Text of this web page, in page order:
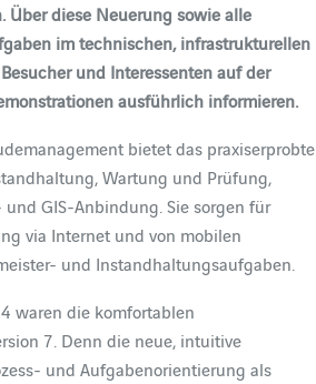
diese Neuerung sowie alle
im technischen, infrastrukturellen
und Interessenten auf der
ausführlich informieren.
bietet das praxiserprobte
Wartung und Prüfung,
GIS-Anbindung. Sie sorgen für
via Internet und von mobilen
und Instandhaltungsaufgaben.
waren die komfortablen
7. Denn die neue, intuitive
und Aufgabenorientierung als